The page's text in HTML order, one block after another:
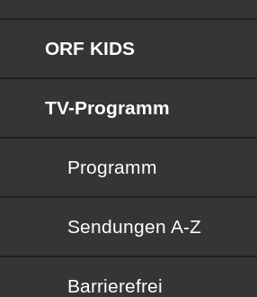
ORF KIDS
TV-Programm
Programm
Sendungen von A bis Z
Sendungen A-Z
Barrierefrei
Barrierefrei